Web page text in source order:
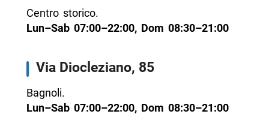
Centro storico.
Lun–Sab 07:00–22:00, Dom 08:30–21:00
Via Diocleziano, 85
Bagnoli.
Lun–Sab 07:00–22:00, Dom 08:30–21:00